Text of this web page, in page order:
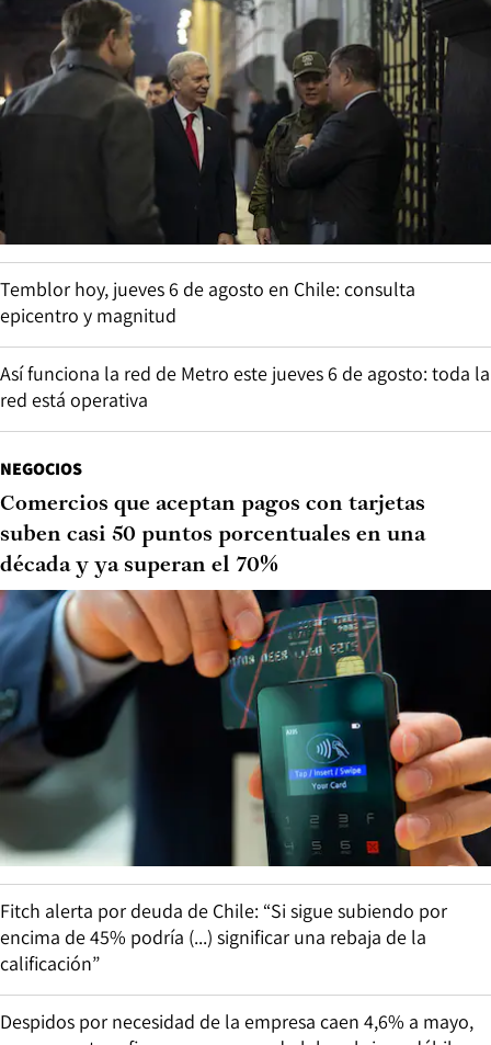
Temblor hoy, jueves 6 de agosto en Chile: consulta
epicentro y magnitud
Así funciona la red de Metro este jueves 6 de agosto: toda la
red está operativa
NEGOCIOS
Comercios que aceptan pagos con tarjetas
suben casi 50 puntos porcentuales en una
década y ya superan el 70%
Fitch alerta por deuda de Chile: “Si sigue subiendo por
encima de 45% podría (...) significar una rebaja de la
calificación”
Despidos por necesidad de la empresa caen 4,6% a mayo,